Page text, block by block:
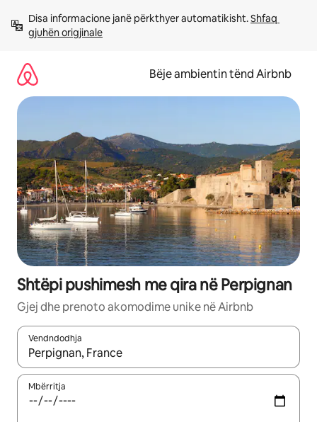
përmbajtja
Disa informacione janë përkthyer automatikisht. Shfaq
gjuhën origjinale
Bëje ambientin tënd Airbnb
Shtëpi pushimesh me qira në Perpignan
Gjej dhe prenoto akomodime unike në Airbnb
Vendndodhja
Kur rezultatet të jenë të disponueshme, lëviz me butonat e
Mbërritja